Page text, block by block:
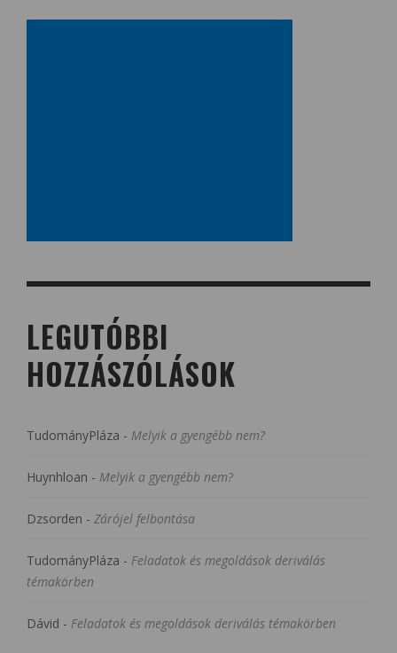
LEGUTÓBBI
HOZZÁSZÓLÁSOK
TudományPláza - Melyik a gyengébb nem?
Huynhloan - Melyik a gyengébb nem?
Dzsorden - Zárójel felbontása
TudományPláza - Feladatok és megoldások deriválás
témakörben
Dávid - Feladatok és megoldások deriválás témakörben